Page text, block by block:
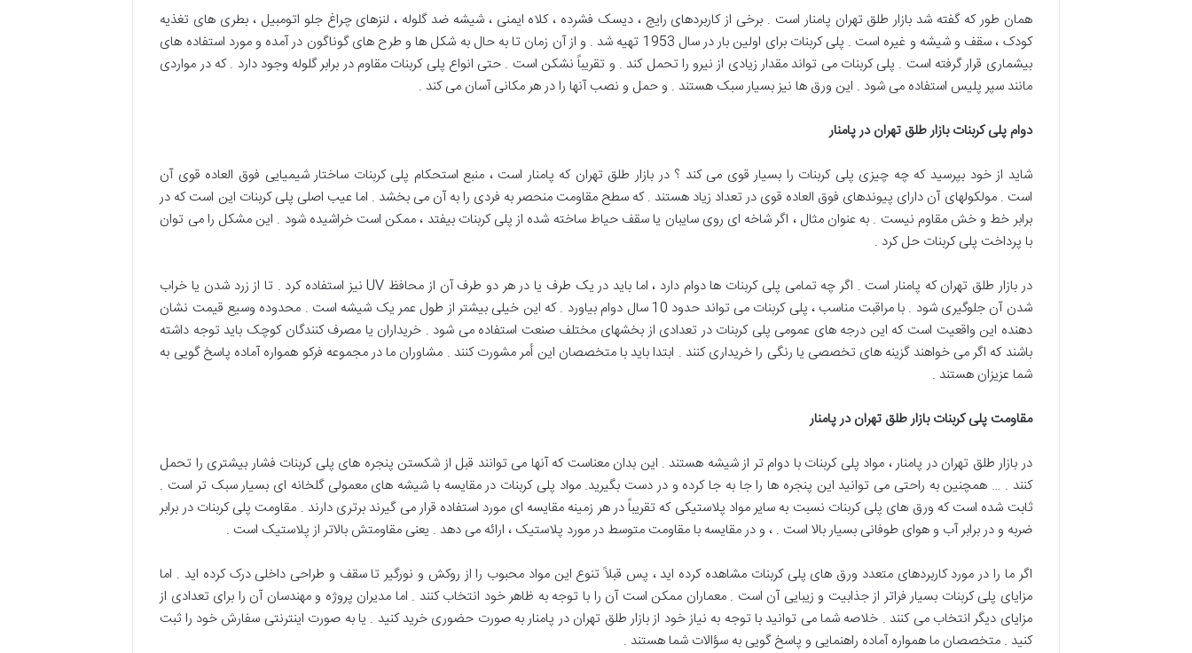
همان طور که گفته شد بازار طلق تهران پامنار است . برخی از کاربردهای رایج ، دیسک فشرده ، کلاه ایمنی ، شیشه ضد گلوله ، لنزهای چراغ جلو اتومبیل ، بطری های تغذیه
کودک ، سقف و شیشه و غیره است . پلی کربنات برای اولین بار در سال 1953 تهیه شد . و از آن زمان تا به حال به شکل ها و طرح های گوناگون در آمده و مورد استفاده های
بیشماری قرار گرفته است . پلی کربنات می تواند مقدار زیادی از نیرو را تحمل کند . و تقریباً نشکن است . حتی انواع پلی کربنات مقاوم در برابر گلوله وجود دارد . که در مواردی
مانند سپر پلیس استفاده می شود . این ورق ها نیز بسیار سبک هستند . و حمل و نصب آنها را در هر مکانی آسان می کند .
دوام پلی کربنات بازار طلق تهران در پامنار
شاید از خود بپرسید که چه چیزی پلی کربنات را بسیار قوی می کند ؟ در بازار طلق تهران که پامنار است ، منبع استحکام پلی کربنات ساختار شیمیایی فوق العاده قوی آن
است . مولکولهای آن دارای پیوندهای فوق العاده قوی در تعداد زیاد هستند . که سطح مقاومت منحصر به فردی را به آن می بخشد . اما عیب اصلی پلی کربنات این است که در
برابر خط و خش مقاوم نیست . به عنوان مثال ، اگر شاخه ای روی سایبان یا سقف حیاط ساخته شده از پلی کربنات بیفتد ، ممکن است خراشیده شود . این مشکل را می توان
با پرداخت پلی کربنات حل کرد .
در بازار طلق تهران که پامنار است . اگر چه تمامی پلی کربنات ها دوام دارد ، اما باید در یک طرف یا در هر دو طرف آن از محافظ UV نیز استفاده کرد . تا از زرد شدن یا خراب
شدن آن جلوگیری شود . با مراقبت مناسب ، پلی کربنات می تواند حدود 10 سال دوام بیاورد . که این خیلی بیشتر از طول عمر یک شیشه است . محدوده وسیع قیمت نشان
دهنده این واقعیت است که این درجه های عمومی پلی کربنات در تعدادی از بخشهای مختلف صنعت استفاده می شود . خریداران یا مصرف کنندگان کوچک باید توجه داشته
باشند که اگر می خواهند گزینه های تخصصی یا رنگی را خریداری کنند . ابتدا باید با متخصصان این أمر مشورت کنند . مشاوران ما در مجموعه فرکو همواره آماده پاسخ گویی به
شما عزیزان هستند .
مقاومت پلی کربنات بازار طلق تهران در پامنار
در بازار طلق تهران در پامنار ، مواد پلی کربنات با دوام تر از شیشه هستند . این بدان معناست که آنها می توانند قبل از شکستن پنجره های پلی کربنات فشار بیشتری را تحمل
کنند . … همچنین به راحتی می توانید این پنجره ها را جا به جا کرده و در دست بگیرید. مواد پلی کربنات در مقایسه با شیشه های معمولی گلخانه ای بسیار سبک تر است .
ثابت شده است که ورق های پلی کربنات نسبت به سایر مواد پلاستیکی که تقریباً در هر زمینه مقایسه ای مورد استفاده قرار می گیرند برتری دارند . مقاومت پلی کربنات در برابر
ضربه و در برابر آب و هوای طوفانی بسیار بالا است . ، و در مقایسه با مقاومت متوسط ​​در مورد پلاستیک ، ارائه می دهد . یعنی مقاومتش بالاتر از پلاستیک است .
اگر ما را در مورد کاربردهای متعدد ورق های پلی کربنات مشاهده کرده اید ، پس قبلاً تنوع این مواد محبوب را از روکش و نورگیر تا سقف و طراحی داخلی درک کرده اید . اما
مزایای پلی کربنات بسیار فراتر از جذابیت و زیبایی آن است . معماران ممکن است آن را با توجه به ظاهر خود انتخاب کنند . اما مدیران پروژه و مهندسان آن را برای تعدادی از
مزایای دیگر انتخاب می کنند . خلاصه شما می توانید با توجه به نیاز خود از بازار طلق تهران در پامنار به صورت حضوری خرید کنید . یا به صورت اینترنتی سفارش خود را ثبت
کنید . متخصصان ما همواره آماده راهنمایی و پاسخ گویی به سؤالات شما هستند .